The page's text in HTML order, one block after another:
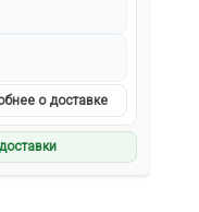
о доставке